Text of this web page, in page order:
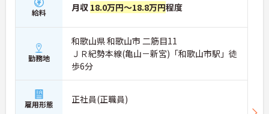
給料 月収 18.0万円～18.8万円程度
勤務地
和歌山県 和歌山市 二筋目11
ＪＲ紀勢本線(亀山－新宮)「和歌山市駅」徒
歩6分
雇用形態 正社員(正職員)